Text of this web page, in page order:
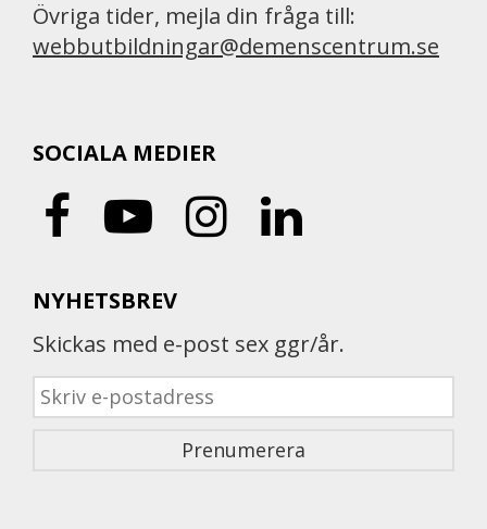
Övriga tider, mejla din fråga till:
webbutbildningar@demenscentrum.se
SOCIALA MEDIER
NYHETSBREV
Skickas med e-post sex ggr/år.